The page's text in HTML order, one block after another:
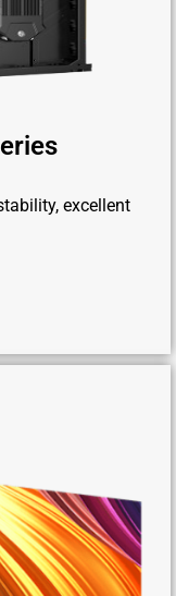
excellent